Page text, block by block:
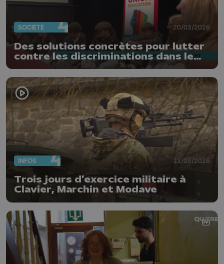
SOCIÉTÉ 20/03/2026
Des solutions concrètes pour lutter
contre les discriminations dans le
sport
INFOS 11/03/2026
Trois jours d'exercice militaire à
Clavier, Marchin et Modave